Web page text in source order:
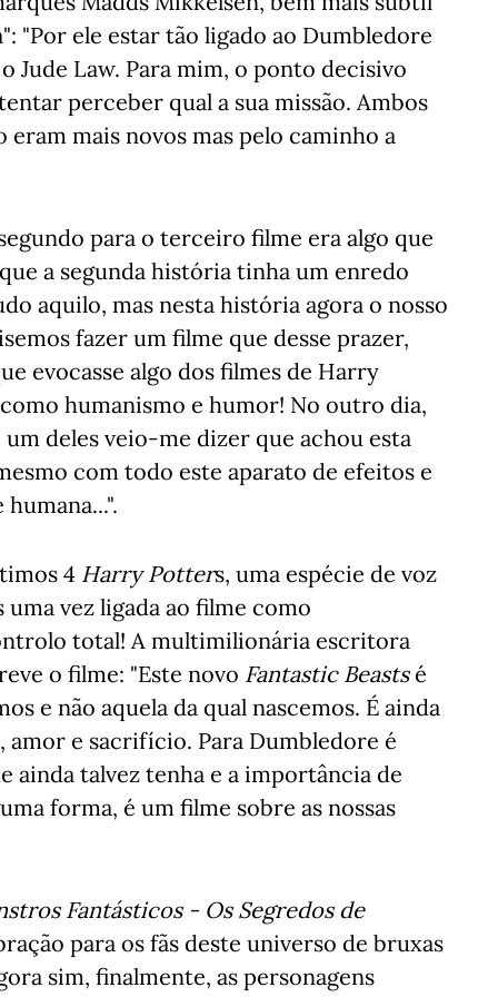
"Por ele estar tão ligado ao Dumbledore
Jude Law. Para mim, o ponto decisivo
perceber qual a sua missão. Ambos
eram mais novos mas pelo caminho a
para o terceiro filme era algo que
a segunda história tinha um enredo
aquilo, mas nesta história agora o nosso
fazer um filme que desse prazer,
evocasse algo dos filmes de Harry
humanismo e humor! No outro dia,
deles veio-me dizer que achou esta
com todo este aparato de efeitos e
4 HarryPotters, uma espécie de voz
uma vez ligada ao filme como
total! A multimilionária escritora
o filme: "Este novo Fantastic Beastsé
e não aquela da qual nascemos. É ainda
amor e sacrifício. Para Dumbledore é
ainda talvez tenha e a importância de
forma, é um filme sobre as nossas
Fantásticos - Os Segredos de
para os fãs deste universo de bruxas
sim, finalmente, as personagens